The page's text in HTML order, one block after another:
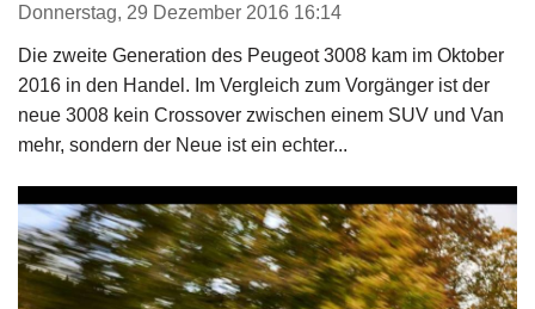
Donnerstag, 29 Dezember 2016 16:14
Die zweite Generation des Peugeot 3008 kam im Oktober
2016 in den Handel. Im Vergleich zum Vorgänger ist der
neue 3008 kein Crossover zwischen einem SUV und Van
mehr, sondern der Neue ist ein echter...